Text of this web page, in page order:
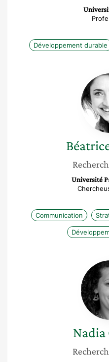
Développement durable
Université
Communication
Nadia